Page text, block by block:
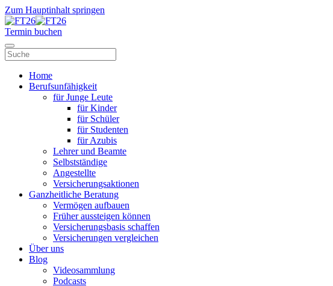
Zum Hauptinhalt springen
Termin buchen
Home
Berufsunfähigkeit
für Junge Leute
für Kinder
für Schüler
für Studenten
für Azubis
Lehrer und Beamte
Selbstständige
Angestellte
Versicherungsaktionen
Ganzheitliche Beratung
Vermögen aufbauen
Früher aussteigen können
Versicherungsbasis schaffen
Versicherungen vergleichen
Über uns
Blog
Videosammlung
Podcasts